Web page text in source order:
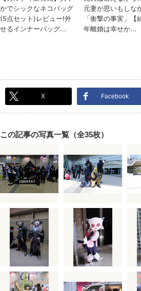
X Facebook
この記事の写真一覧（全35枚）